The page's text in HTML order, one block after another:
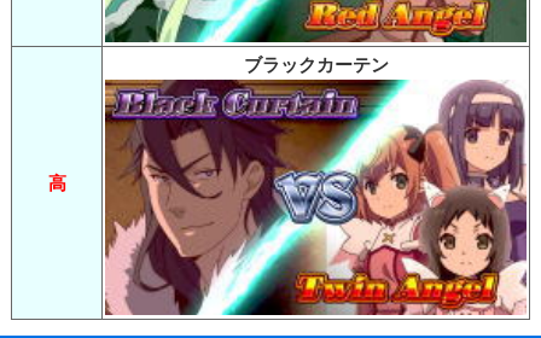
高
ブラックカーテン